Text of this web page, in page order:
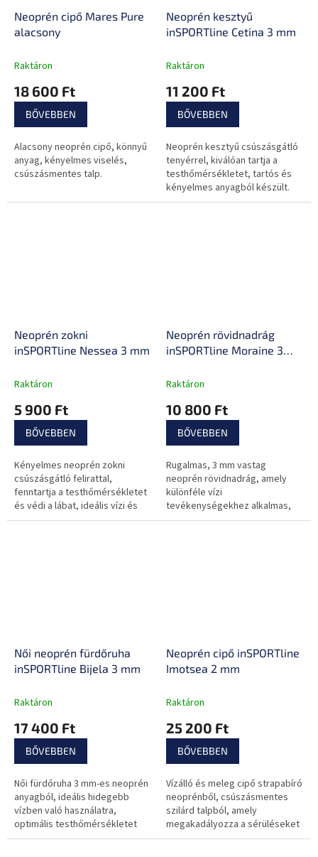
Neoprén cipő Mares Pure
alacsony
Raktáron
18 600 Ft
BŐVEBBEN
Alacsony neoprén cipő, könnyű
anyag, kényelmes viselés,
csúszásmentes talp.
Neoprén kesztyű
inSPORTline Cetina 3 mm
Raktáron
11 200 Ft
BŐVEBBEN
Neoprén kesztyű csúszásgátló
tenyérrel, kiválóan tartja a
testhőmérsékletet, tartós és
kényelmes anyagból készült.
Neoprén zokni
inSPORTline Nessea 3 mm
Raktáron
5 900 Ft
BŐVEBBEN
Kényelmes neoprén zokni
csúszásgátló felirattal,
fenntartja a testhőmérsékletet
és védi a lábat, ideális vízi és
strandolási tevékenységekhez.
Neoprén rövidnadrág
inSPORTline Moraine 3
Raktáron
10 800 Ft
BŐVEBBEN
Rugalmas, 3 mm vastag
neoprén rövidnadrág, amely
különféle vízi
tevékenységekhez alkalmas,
védi a testet a hidegtől és
Női neoprén fürdőruha
inSPORTline Bijela 3 mm
Raktáron
17 400 Ft
BŐVEBBEN
Női fürdőruha 3 mm-es neoprén
anyagból, ideális hidegebb
vízben való használatra,
optimális testhőmérsékletet
tartva.
Neoprén cipő inSPORTline
Imotsea 2 mm
Raktáron
25 200 Ft
BŐVEBBEN
Vízálló és meleg cipő strapabíró
neoprénből, csúszásmentes
szilárd talpból, amely
megakadályozza a sérüléseket
éles tárgyakra való rálépéskor.